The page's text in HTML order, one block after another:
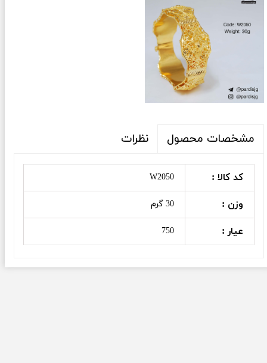
مشخصات محصول نظرات
کد کالا : W2050
وزن : 30 گرم
عیار : 750